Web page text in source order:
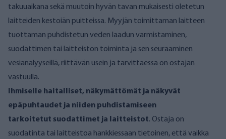
takuuaikana sekä muutoin hyvän tavan mukaisesti oletetun
laitteiden kestoiän puitteissa. Myyjän toimittaman laitteen
tuottaman puhdistetun veden laadun varmistaminen,
suodattimen tai laitteiston toiminta ja sen seuraaminen
vesianalyyseillä, riittävän usein ja tarvittaessa on ostajan
vastuulla.
Ihmiselle haitalliset, näkymättömät ja näkyvät
epäpuhtaudet ja niiden puhdistamiseen
tarkoitetut suodattimet ja laitteistot. Ostaja on
suodatinta tai laitteistoa hankkiessaan tietoinen, että vaikka